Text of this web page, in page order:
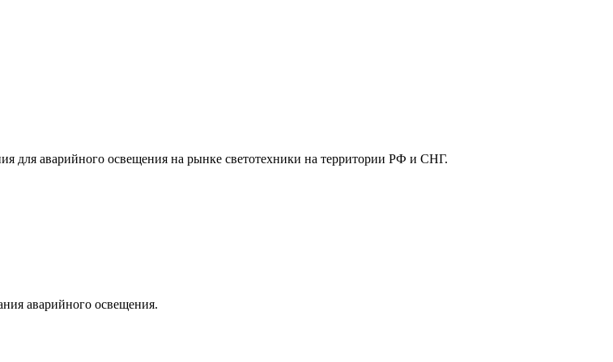
для аварийного освещения на рынке светотехники на территории РФ и СНГ.
аварийного освещения.